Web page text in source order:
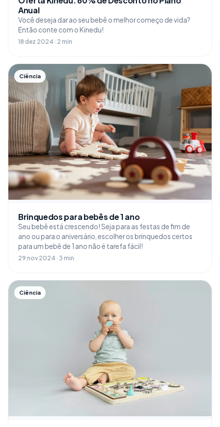
Anual
Você deseja dar ao seu bebê o melhor começo de vida?
Então conte com o Kinedu!
18 dez 2024 · 2 min
Ciência
Brinquedos para bebês de 1 ano
Seu bebê está crescendo! Seja para as festas de fim de
ano ou para o aniversário, escolher os brinquedos certos
para um bebê de 1 ano não é tarefa fácil!
29 nov 2024 · 3 min
Ciência